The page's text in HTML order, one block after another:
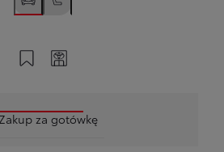
Zapisz na swoim koncie
Zakup za gotówkę